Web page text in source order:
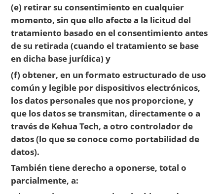
(e) retirar su consentimiento en cualquier
momento, sin que ello afecte a la licitud del
tratamiento basado en el consentimiento antes
de su retirada (cuando el tratamiento se base
en dicha base jurídica) y
(f) obtener, en un formato estructurado de uso
común y legible por dispositivos electrónicos,
los datos personales que nos proporcione, y
que los datos se transmitan, directamente o a
través de Kehua Tech, a otro controlador de
datos (lo que se conoce como portabilidad de
datos).
También tiene derecho a oponerse, total o
parcialmente, a: